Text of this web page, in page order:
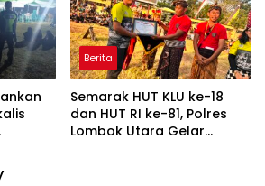
Berita
Semarak HUT KLU ke-18
dan HUT RI ke-81, Polres
Lombok Utara Gelar